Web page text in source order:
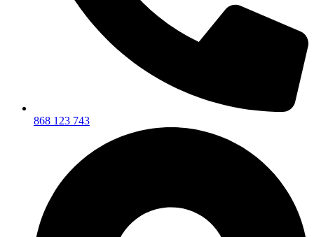
868 123 743